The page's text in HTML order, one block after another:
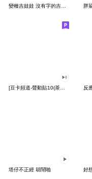
胖
反
塔仔不正經 胡鬧啪 好